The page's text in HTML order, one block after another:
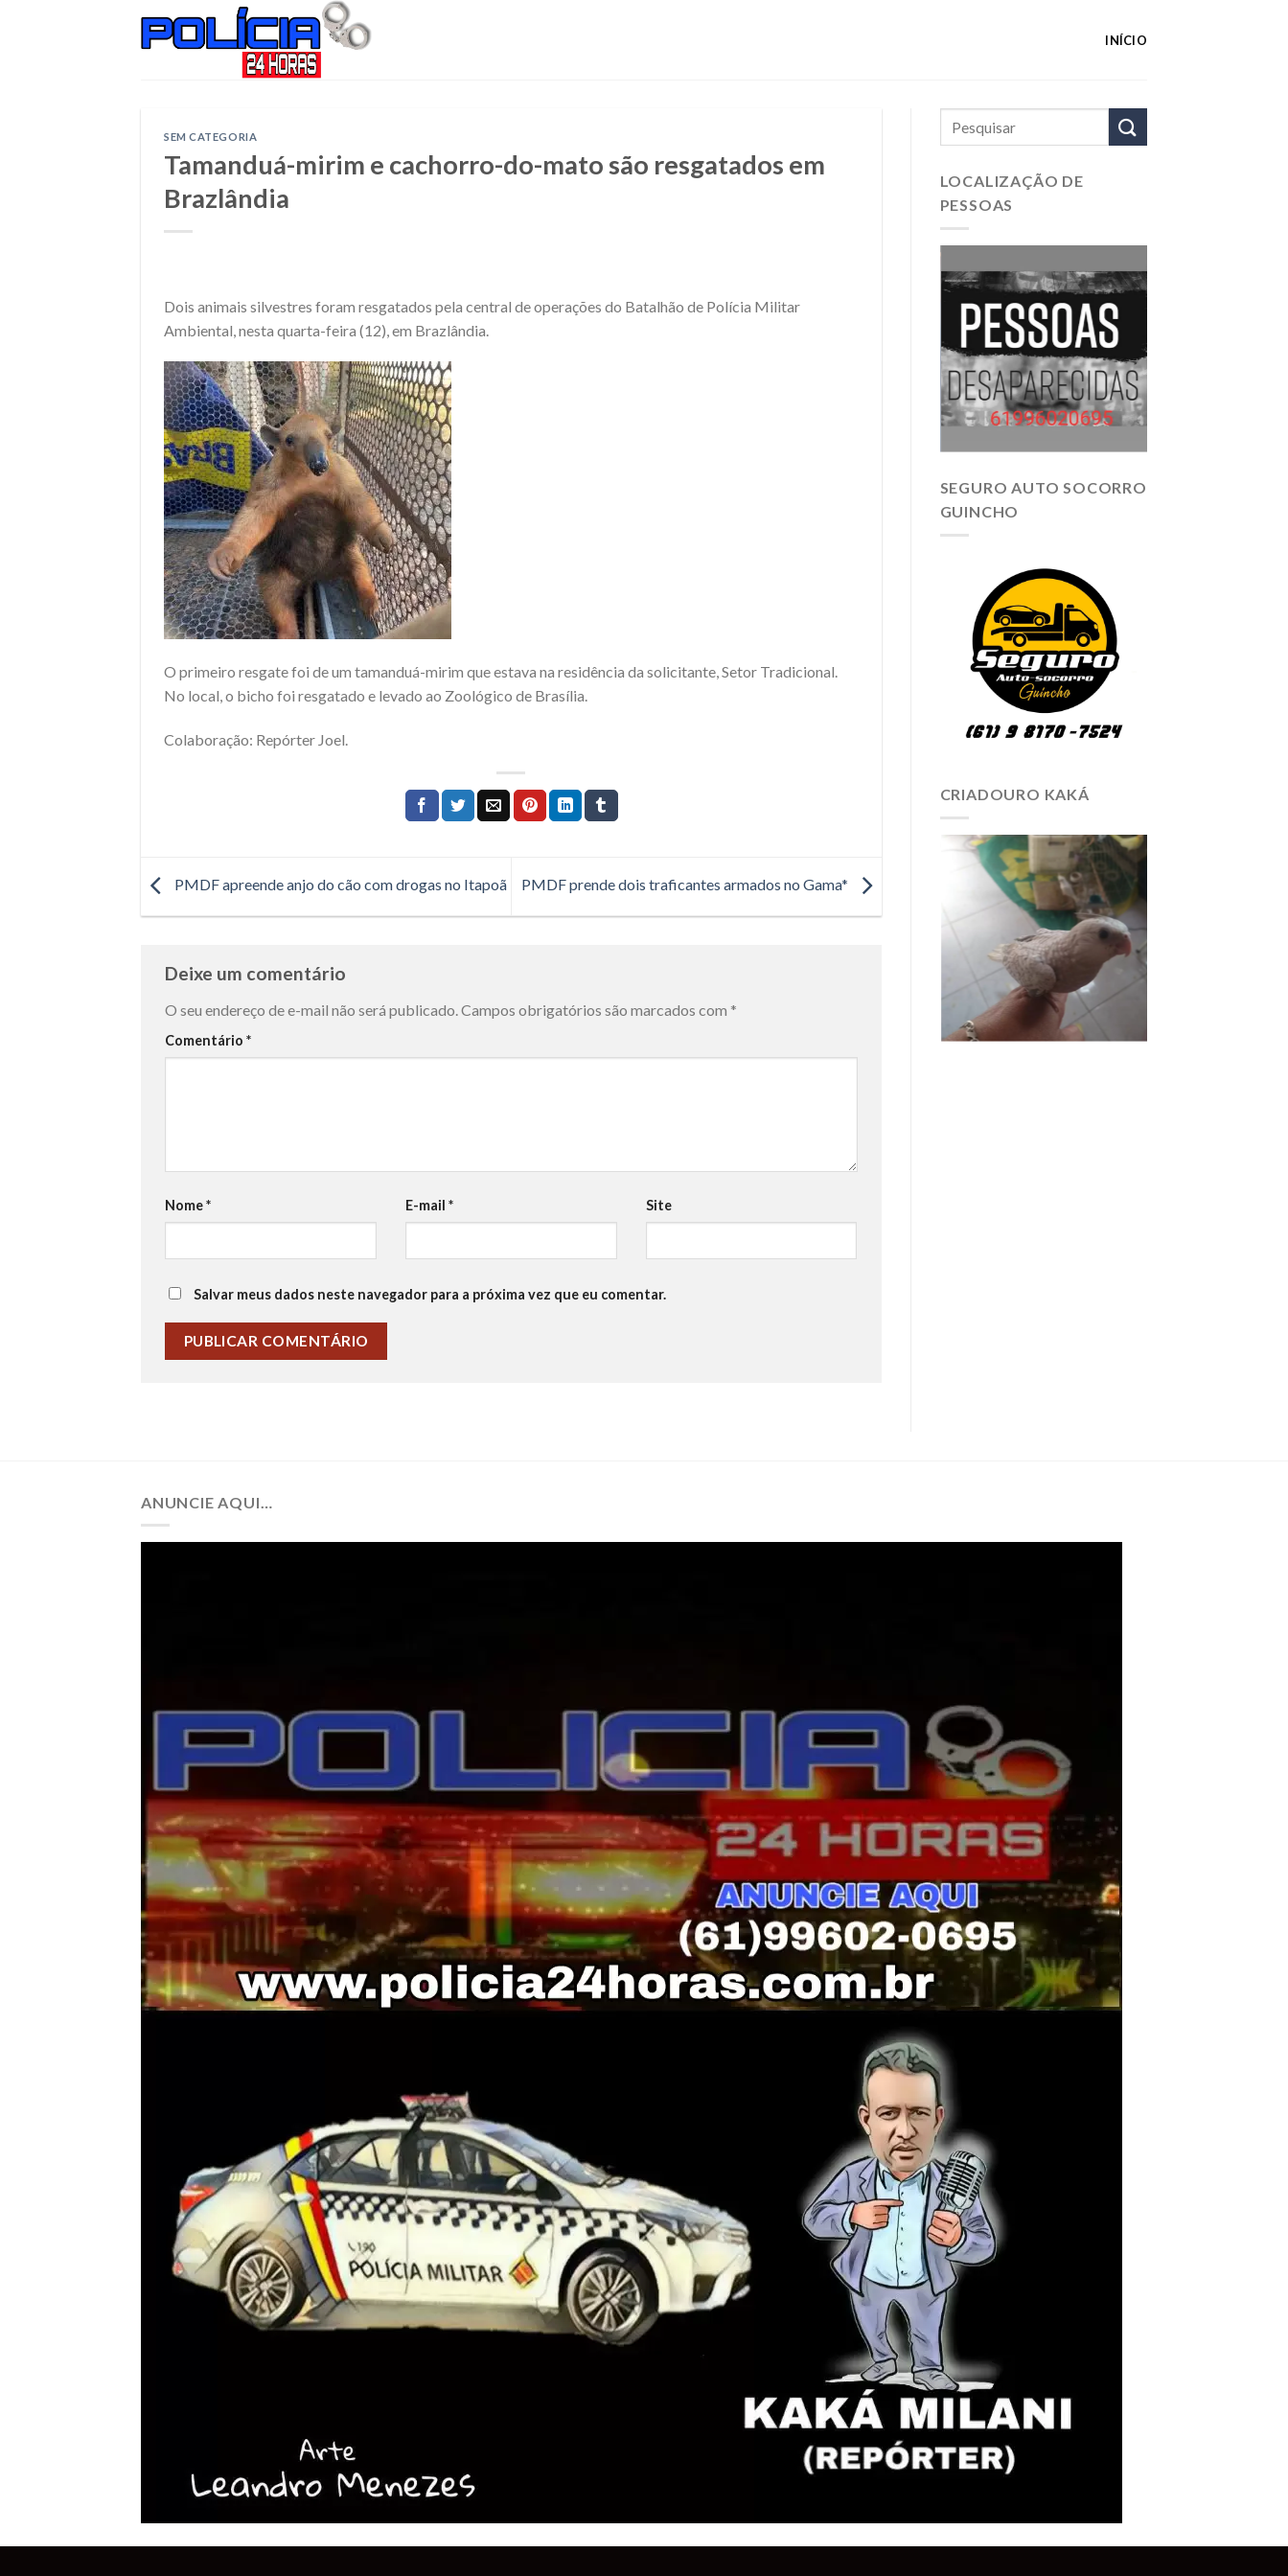
INÍCIO
SEM CATEGORIA
Tamanduá-mirim e cachorro-do-mato são resgatados em
Brazlândia
Dois animais silvestres foram resgatados pela central de operações do Batalhão de Polícia Militar
Ambiental, nesta quarta-feira (12), em Brazlândia.
O primeiro resgate foi de um tamanduá-mirim que estava na residência da solicitante, Setor Tradicional.
No local, o bicho foi resgatado e levado ao Zoológico de Brasília.
Colaboração: Repórter Joel.
PMDF apreende anjo do cão com drogas no Itapoã PMDF prende dois traficantes armados no Gama*
Deixe um comentário
O seu endereço de e-mail não será publicado.Campos obrigatórios são marcados com *
Comentário *
Nome* E-mail * Site
Salvar meus dados neste navegador para a próxima vez que eu comentar.
LOCALIZAÇÃO DE
PESSOAS
SEGURO AUTO SOCORRO
GUINCHO
CRIADOURO KAKÁ
ANUNCIE AQUI…